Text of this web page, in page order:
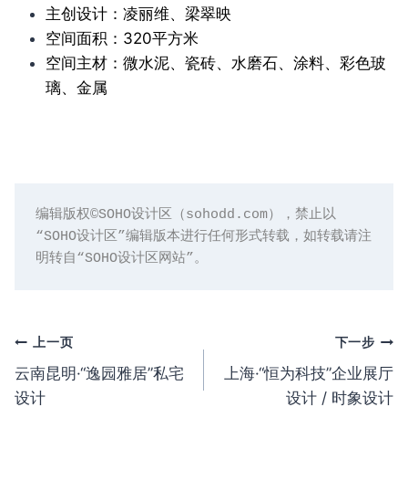
主创设计：凌丽维、梁翠映
空间面积：320平方米
空间主材：微水泥、瓷砖、水磨石、涂料、彩色玻
璃、金属
编辑版权©️SOHO设计区（sohodd.com），禁止以
“SOHO设计区”编辑版本进行任何形式转载，如转载请注
明转自“SOHO设计区网站”。
文
章
上一页
云南昆明·“逸园雅居”私宅
设计
下一步
上海·“恒为科技”企业展厅
设计 / 时象设计